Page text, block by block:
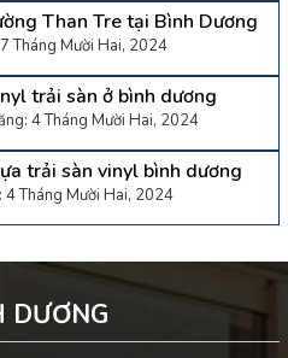
Than Tre tại Bình Dương
Tháng Mười Hai, 2024
trải sàn ở bình dương
4 Tháng Mười Hai, 2024
trải sàn vinyl bình dương
4 Tháng Mười Hai, 2024
DƯƠNG